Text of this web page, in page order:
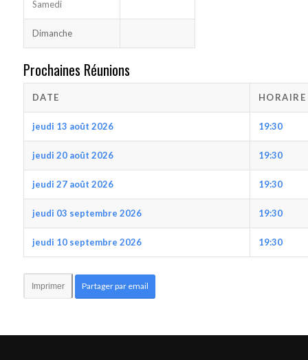
Samedi
Dimanche
Prochaines Réunions
DATE HORAIRE
jeudi 13 août 2026 19:30
jeudi 20 août 2026 19:30
jeudi 27 août 2026 19:30
jeudi 03 septembre 2026 19:30
jeudi 10 septembre 2026 19:30
Imprimer Partager par email